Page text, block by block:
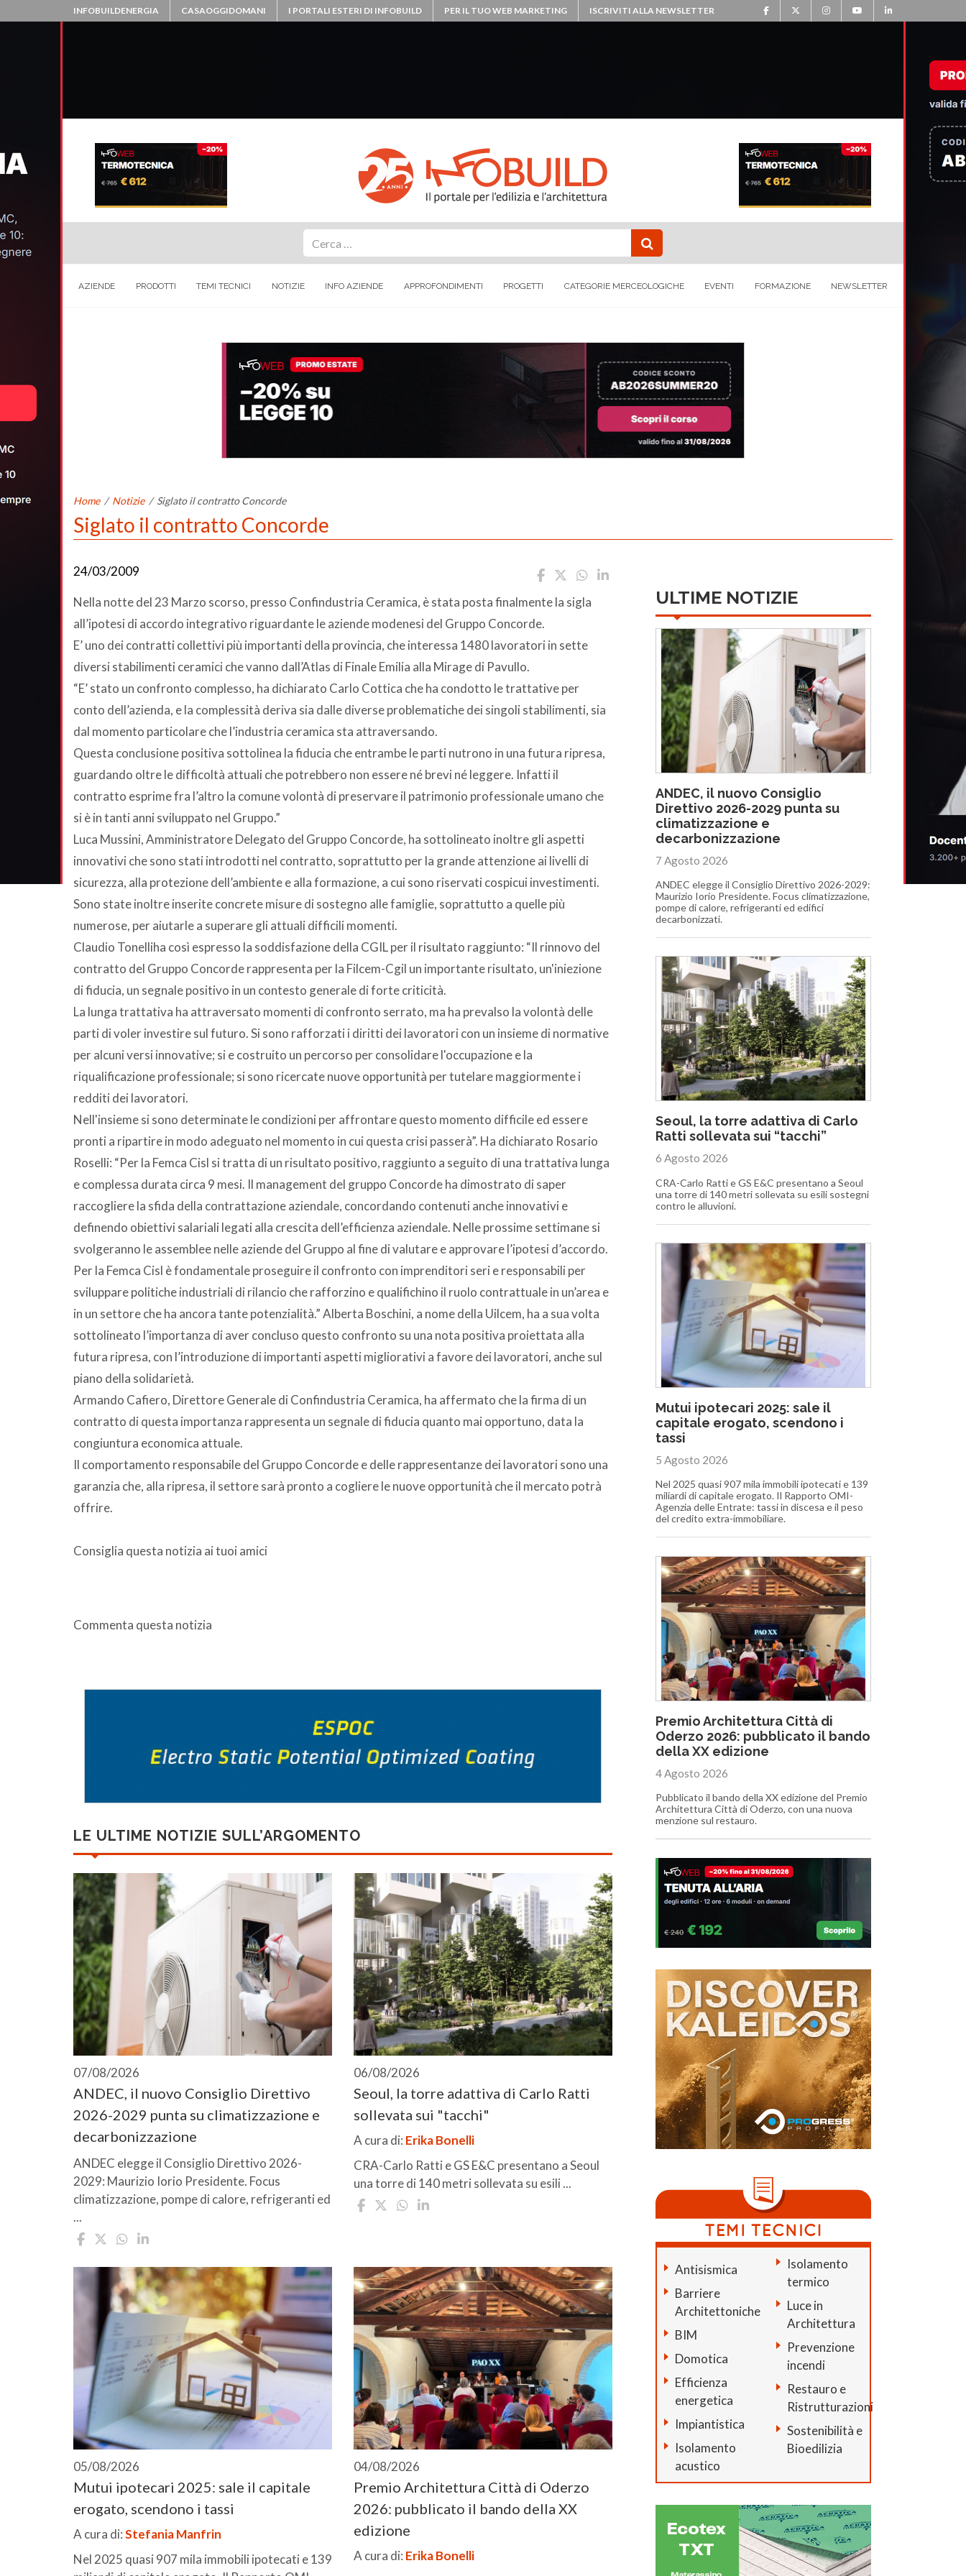
INFOBUILDENERGIA CASAOGGIDOMANI I PORTALI ESTERI DI INFOBUILD PER IL TUO WEB MARKETING ISCRIVITI ALLA NEWSLETTER
AZIENDE PRODOTTI TEMI TECNICI NOTIZIE INFO AZIENDE APPROFONDIMENTI PROGETTI CATEGORIE MERCEOLOGICHE EVENTI FORMAZIONE NEWSLETTER
Home / Notizie / Siglato il contratto Concorde
Siglato il contratto Concorde
24/03/2009
Nella notte del 23 Marzo scorso, presso Confindustria Ceramica, è stata posta finalmente la sigla
all’ipotesi di accordo integrativo riguardante le aziende modenesi del Gruppo Concorde.
E’ uno dei contratti collettivi più importanti della provincia, che interessa 1480 lavoratori in sette
diversi stabilimenti ceramici che vanno dall’Atlas di Finale Emilia alla Mirage di Pavullo.
“E’ stato un confronto complesso, ha dichiarato Carlo Cottica che ha condotto le trattative per
conto dell’azienda, e la complessità deriva sia dalle diverse problematiche dei singoli stabilimenti, sia
dal momento particolare che l’industria ceramica sta attraversando.
Questa conclusione positiva sottolinea la fiducia che entrambe le parti nutrono in una futura ripresa,
guardando oltre le difficoltà attuali che potrebbero non essere né brevi né leggere. Infatti il
contratto esprime fra l’altro la comune volontà di preservare il patrimonio professionale umano che
si è in tanti anni sviluppato nel Gruppo.”
Luca Mussini, Amministratore Delegato del Gruppo Concorde, ha sottolineato inoltre gli aspetti
innovativi che sono stati introdotti nel contratto, soprattutto per la grande attenzione ai livelli di
sicurezza, alla protezione dell’ambiente e alla formazione, a cui sono riservati cospicui investimenti.
Sono state inoltre inserite concrete misure di sostegno alle famiglie, soprattutto a quelle più
numerose, per aiutarle a superare gli attuali difficili momenti.
Claudio Tonelliha così espresso la soddisfazione della CGIL per il risultato raggiunto: “Il rinnovo del
contratto del Gruppo Concorde rappresenta per la Filcem-Cgil un importante risultato, un'iniezione
di fiducia, un segnale positivo in un contesto generale di forte criticità.
La lunga trattativa ha attraversato momenti di confronto serrato, ma ha prevalso la volontà delle
parti di voler investire sul futuro. Si sono rafforzati i diritti dei lavoratori con un insieme di normative
per alcuni versi innovative; si e costruito un percorso per consolidare l'occupazione e la
riqualificazione professionale; si sono ricercate nuove opportunità per tutelare maggiormente i
redditi dei lavoratori.
Nell'insieme si sono determinate le condizioni per affrontare questo momento difficile ed essere
pronti a ripartire in modo adeguato nel momento in cui questa crisi passerà”. Ha dichiarato Rosario
Roselli: “Per la Femca Cisl si tratta di un risultato positivo, raggiunto a seguito di una trattativa lunga
e complessa durata circa 9 mesi. Il management del gruppo Concorde ha dimostrato di saper
raccogliere la sfida della contrattazione aziendale, concordando contenuti anche innovativi e
definendo obiettivi salariali legati alla crescita dell’efficienza aziendale. Nelle prossime settimane si
svolgeranno le assemblee nelle aziende del Gruppo al fine di valutare e approvare l’ipotesi d’accordo.
Per la Femca Cisl è fondamentale proseguire il confronto con imprenditori seri e responsabili per
sviluppare politiche industriali di rilancio che rafforzino e qualifichino il ruolo contrattuale in un’area e
in un settore che ha ancora tante potenzialità.” Alberta Boschini, a nome della Uilcem, ha a sua volta
sottolineato l’importanza di aver concluso questo confronto su una nota positiva proiettata alla
futura ripresa, con l’introduzione di importanti aspetti migliorativi a favore dei lavoratori, anche sul
piano della solidarietà.
Armando Cafiero, Direttore Generale di Confindustria Ceramica, ha affermato che la firma di un
contratto di questa importanza rappresenta un segnale di fiducia quanto mai opportuno, data la
congiuntura economica attuale.
Il comportamento responsabile del Gruppo Concorde e delle rappresentanze dei lavoratori sono una
garanzia che, alla ripresa, il settore sarà pronto a cogliere le nuove opportunità che il mercato potrà
offrire.
Consiglia questa notizia ai tuoi amici
Commenta questa notizia
LE ULTIME NOTIZIE SULL’ARGOMENTO
07/08/2026
ANDEC, il nuovo Consiglio Direttivo
2026-2029 punta su climatizzazione e
decarbonizzazione
ANDEC elegge il Consiglio Direttivo 2026-
2029: Maurizio Iorio Presidente. Focus
climatizzazione, pompe di calore, refrigeranti ed
...
06/08/2026
Seoul, la torre adattiva di Carlo Ratti
sollevata sui "tacchi"
A cura di: Erika Bonelli
CRA-Carlo Ratti e GS E&C presentano a Seoul
una torre di 140 metri sollevata su esili ...
05/08/2026
Mutui ipotecari 2025: sale il capitale
erogato, scendono i tassi
A cura di:Stefania Manfrin
Nel 2025 quasi 907 mila immobili ipotecati e 139
04/08/2026
Premio Architettura Città di Oderzo
2026: pubblicato il bando della XX
edizione
A cura di: Erika Bonelli
ULTIME NOTIZIE
ANDEC, il nuovo Consiglio
Direttivo 2026-2029 punta su
climatizzazione e
decarbonizzazione
7 Agosto 2026
ANDEC elegge il Consiglio Direttivo 2026-2029:
Maurizio Iorio Presidente. Focus climatizzazione,
pompe di calore, refrigeranti ed edifici
decarbonizzati.
Seoul, la torre adattiva di Carlo
Ratti sollevata sui “tacchi”
6 Agosto 2026
CRA-Carlo Ratti e GS E&C presentano a Seoul
una torre di 140 metri sollevata su esili sostegni
contro le alluvioni.
Mutui ipotecari 2025: sale il
capitale erogato, scendono i
tassi
5 Agosto 2026
Nel 2025 quasi 907 mila immobili ipotecati e 139
miliardi di capitale erogato. Il Rapporto OMI-
Agenzia delle Entrate: tassi in discesa e il peso
del credito extra-immobiliare.
Premio Architettura Città di
Oderzo 2026: pubblicato il bando
della XX edizione
4 Agosto 2026
Pubblicato il bando della XX edizione del Premio
Architettura Città di Oderzo, con una nuova
menzione sul restauro.
Antisismica
Barriere
Architettoniche
BIM
Domotica
Efficienza
energetica
Impiantistica
Isolamento
acustico
Isolamento
termico
Luce in
Architettura
Prevenzione
incendi
Restauro e
Ristrutturazioni
Sostenibilità e
Bioedilizia